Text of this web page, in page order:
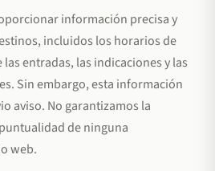
información precisa y
incluidos los horarios de
entradas, las indicaciones y las
Sin embargo, esta información
aviso. No garantizamos la
de ninguna
web.